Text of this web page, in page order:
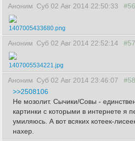
Аноним Суб 02 Авг 2014 22:50:33 #56
1407005433680.png
Аноним Суб 02 Авг 2014 22:52:14 #57
1407005534221.jpg
Аноним Суб 02 Авг 2014 23:46:07 #58
>>2508106
Не мозолит. Сычики/Совы -
картинки с которыми в интернете я
умиляюсь. А вот всяких котеек-
нахер.